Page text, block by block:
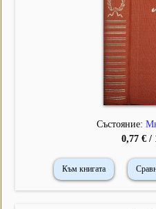
Състояние:
0,77 € /
Към книгата